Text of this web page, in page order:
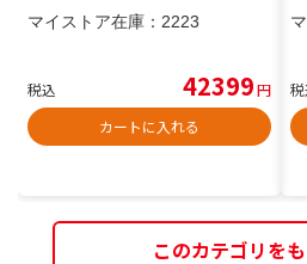
マイストア在庫： 2223
税込 42399円
カートに入れる
このカテゴリを